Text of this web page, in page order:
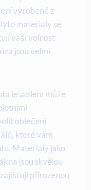
vyrobené z
materiály se
vaši volnost
jsou velmi
letadlem může
oblečení
které vám
Materiály jako
jsou skvělou
přirozenou